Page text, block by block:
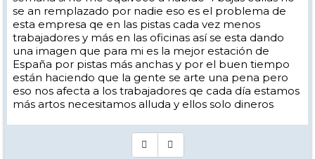
se an remplazado por nadie eso es el problema de
esta empresa qe en las pistas cada vez menos
trabajadores y más en las oficinas así se esta dando
una imagen que para mi es la mejor estación de
España por pistas más anchas y por el buen tiempo
están haciendo que la gente se arte una pena pero
eso nos afecta a los trabajadores qe cada día estamos
más artos necesitamos alluda y ellos solo dineros